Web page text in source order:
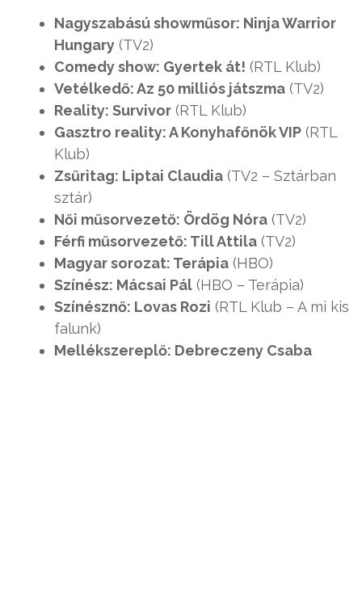
Nagyszabású showműsor: Ninja Warrior
Hungary (TV2)
Comedy show: Gyertek át! (RTL Klub)
Vetélkedő: Az 50 milliós játszma (TV2)
Reality: Survivor (RTL Klub)
Gasztro reality: A Konyhafőnök VIP (RTL
Klub)
Zsűritag: Liptai Claudia (TV2 – Sztárban
sztár)
Női műsorvezető: Ördög Nóra (TV2)
Férfi műsorvezető: Till Attila (TV2)
Magyar sorozat: Terápia (HBO)
Színész: Mácsai Pál (HBO – Terápia)
Színésznő: Lovas Rozi (RTL Klub – A mi kis
falunk)
Mellékszereplő: Debreczeny Csaba